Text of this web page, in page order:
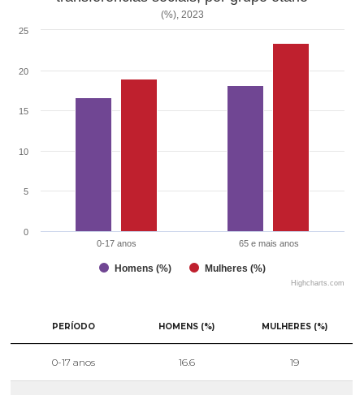
(%), 2023
Homens (%) Mulheres (%)
0-17 anos 65 e mais anos
0
5
10
15
20
25
Highcharts.com
PERÍODO HOMENS (%) MULHERES (%)
0-17 anos 16.6 19